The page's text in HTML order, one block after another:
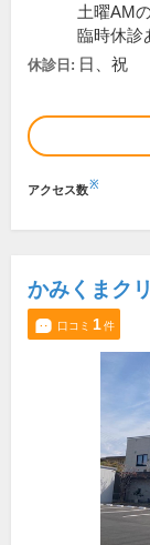
土曜AM
臨時休診
休診日: 日、祝
アクセス数※
かみくまク
口コミ 1件